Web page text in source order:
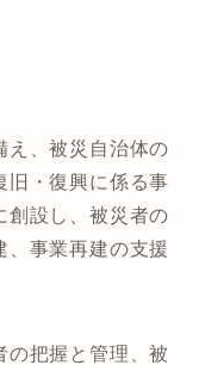
、被災自治体の
旧・復興に係る事
創設し、被災者の
、事業再建の支援
把握と管理、被